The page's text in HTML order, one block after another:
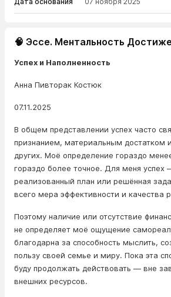
🧠 Эссе. Ментальность
Успех и Наполненность
Анна Пивторак Костюк
07.11.2025
В общем представлении успех часто
признанием, материальным достатком
других. Моё определение гораздо
гораздо более точное. Для меня успех
реализованный план или решённая
всего мера эффективности и качества
Поэтому наличие или отсутствие
не определяет моё ощущение
благодарна за способность мыслить,
пользу своей семье и миру. Пока эта
буду продолжать действовать — вне
внешних ресурсов.